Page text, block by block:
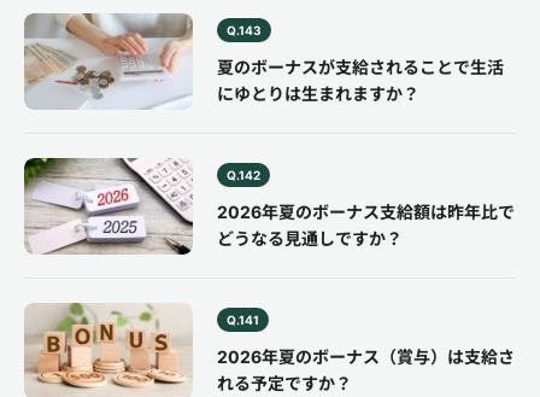
Q.143
夏のボーナスが支給されることで生活
にゆとりは生まれますか？
Q.142
2026年夏のボーナス支給額は昨年比で
どうなる見通しですか？
Q.141
2026年夏のボーナス（賞与）は支給さ
れる予定ですか？